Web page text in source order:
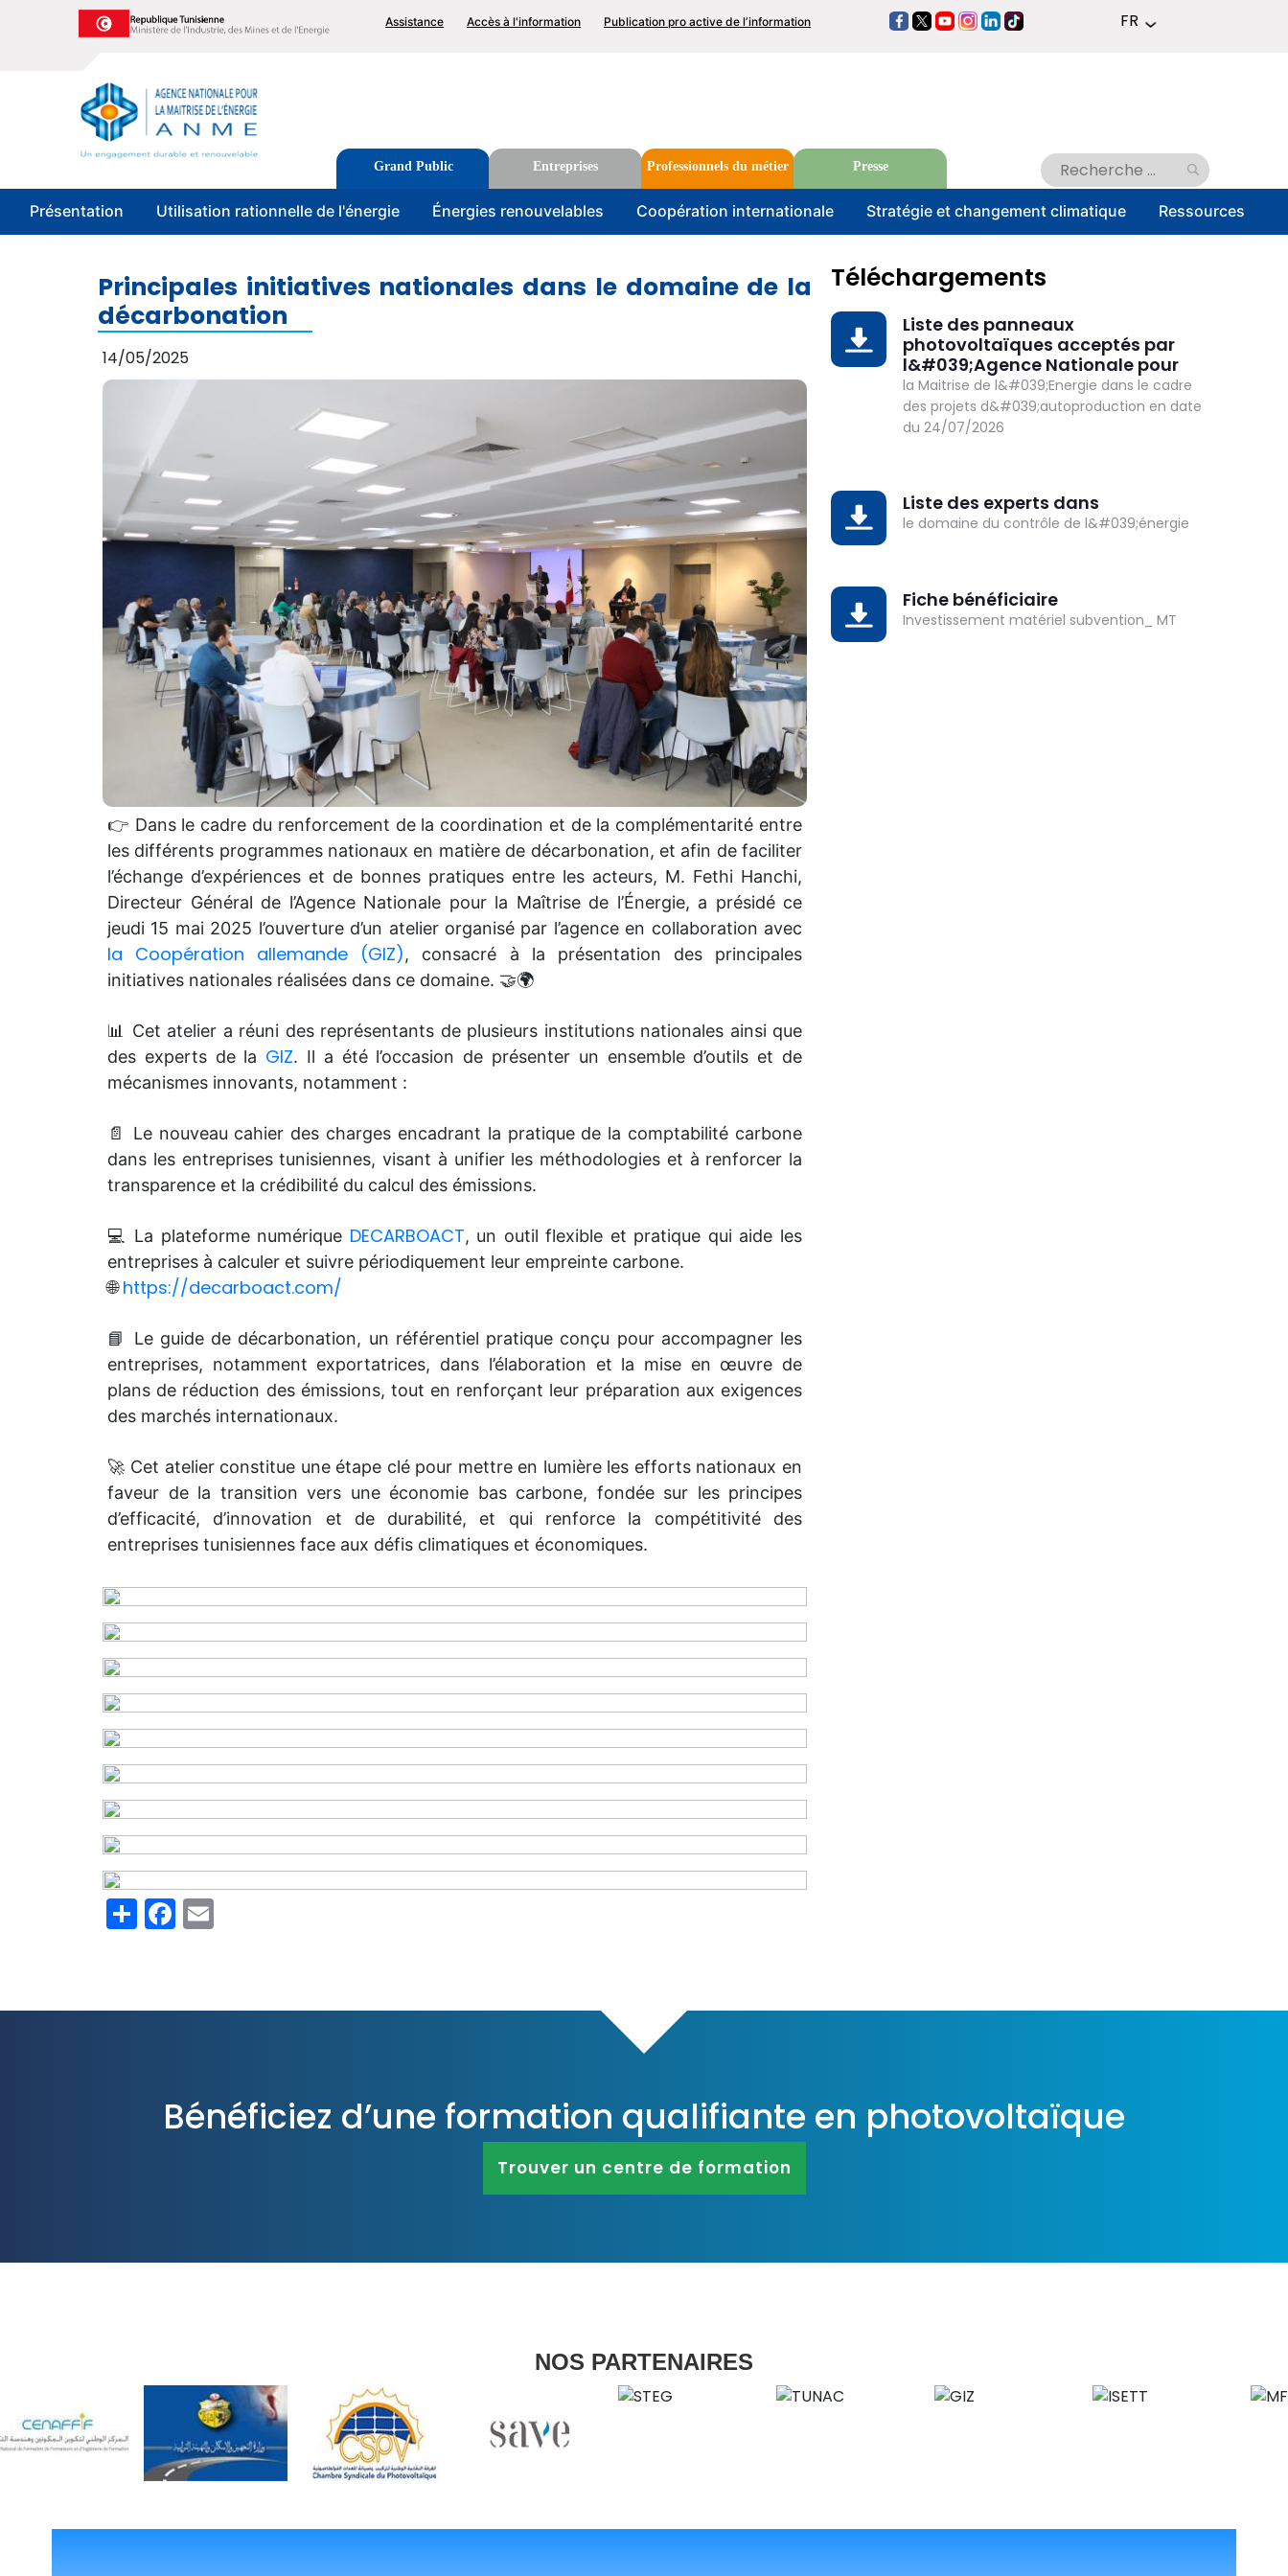
Top
Assistance Accès à l'information Publication pro active de l’information https://www.facebook.com/anmetun
https://twitter.com/ANMETunisie
https://www.youtube.com/@ANMETunisie2014
https://www.instagram.com/anmetunisie
https://www.linkedin.com/company/
en…
https://www.tiktok.com/
FR Lister les actions
Image
Rechercher
Tabs
menu
Grand Public Entreprises Professionnels du métier Presse
Présentation Utilisation rationnelle de l'énergie Énergies renouvelables Coopération internationale Stratégie et changement climatique Ressources
Principales initiatives nationales dans le domaine de la
décarbonation
14/05/2025
👉 Dans le cadre du renforcement de la coordination et de la complémentarité entre
les différents programmes nationaux en matière de décarbonation, et afin de faciliter
l’échange d’expériences et de bonnes pratiques entre les acteurs, M. Fethi Hanchi,
Directeur Général de l’Agence Nationale pour la Maîtrise de l’Énergie, a présidé ce
jeudi 15 mai 2025 l’ouverture d’un atelier organisé par l’agence en collaboration avec
la Coopération allemande (GIZ), consacré à la présentation des principales
initiatives nationales réalisées dans ce domaine. 🤝🌍
📊 Cet atelier a réuni des représentants de plusieurs institutions nationales ainsi que
des experts de la GIZ. Il a été l’occasion de présenter un ensemble d’outils et de
mécanismes innovants, notamment :
📄 Le nouveau cahier des charges encadrant la pratique de la comptabilité carbone
dans les entreprises tunisiennes, visant à unifier les méthodologies et à renforcer la
transparence et la crédibilité du calcul des émissions.
💻 La plateforme numérique DECARBOACT, un outil flexible et pratique qui aide les
entreprises à calculer et suivre périodiquement leur empreinte carbone.
🌐https://decarboact.com/
📘 Le guide de décarbonation, un référentiel pratique conçu pour accompagner les
entreprises, notamment exportatrices, dans l’élaboration et la mise en œuvre de
plans de réduction des émissions, tout en renforçant leur préparation aux exigences
des marchés internationaux.
🚀 Cet atelier constitue une étape clé pour mettre en lumière les efforts nationaux en
faveur de la transition vers une économie bas carbone, fondée sur les principes
d’efficacité, d’innovation et de durabilité, et qui renforce la compétitivité des
entreprises tunisiennes face aux défis climatiques et économiques.
ShareFacebook
Téléchargements
DOWNLOADListe des panneaux
photovoltaïques acceptés par
l&#039;Agence Nationale pour
la Maitrise de l&#039;Energie dans le cadre
des projets d&#039;autoproduction en date
du 24/07/2026
DOWNLOADListe des experts dans
le domaine du contrôle de l&#039;énergie
DOWNLOADFiche bénéficiaire
Investissement matériel subvention_ MT
Bénéficiez d’une formation qualifiante en photovoltaïque
Trouver un centre de formation
NOS PARTENAIRES